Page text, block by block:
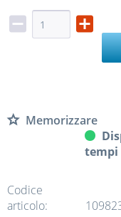
Memorizzare
tempi
Codice
articolo: